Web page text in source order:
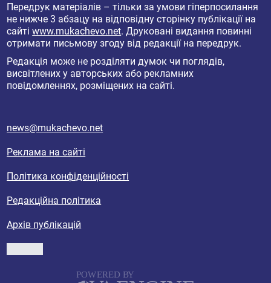
Передрук матеріалів – тільки за умови гіперпосилання
не нижче 3 абзацу на відповідну сторінку публікації на
сайтіwww.mukachevo.net. Друковані видання повинні
отримати письмову згоду від редакції на передрук.
Редакція може не розділяти думок чи поглядів,
висвітлених у авторських або рекламних
повідомленнях, розміщених на сайті.
news@mukachevo.net
Реклама на сайті
Політика конфіденційності
Редакційна політика
Архів публікацій